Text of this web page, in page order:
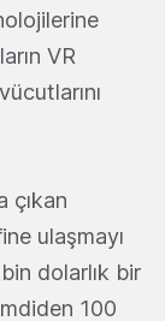
VR
çıkan
ulaşmayı
dolarlık bir
100